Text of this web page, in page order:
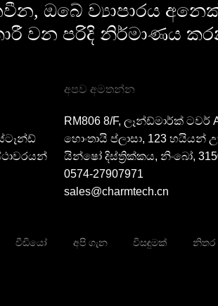
ඔබේ ව්‍යාපාරය
වන පරිදි නිර්මාණය
අපව අමතන්න
RM806 8/F, ලෑන්ඩ්මාර්ක් ටවර්
හොංතායි ප්ලාසා, 123 හයියන්
යින්ෂෝ දිස්ත්‍රික්කය, නිංබෝ,
0574-27907971
sales@charmtech.cn
වීඩියෝ අපි ගැන විසඳුමක් නිතර